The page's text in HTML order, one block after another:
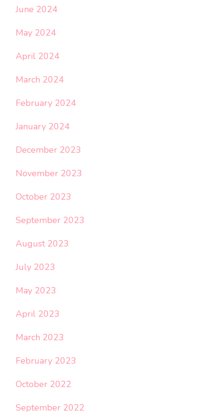
June 2024
May 2024
April 2024
March 2024
February 2024
January 2024
December 2023
November 2023
October 2023
September 2023
August 2023
July 2023
May 2023
April 2023
March 2023
February 2023
October 2022
September 2022